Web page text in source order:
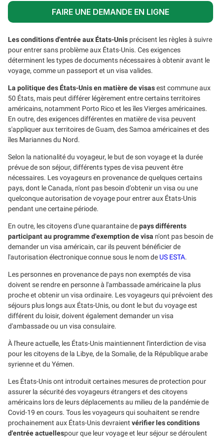
FAIRE UNE DEMANDE EN LIGNE
Les conditions d'entrée aux États-Unis précisent les règles à suivre
pour entrer sans problème aux États-Unis. Ces exigences
déterminent les types de documents nécessaires à obtenir avant le
voyage, comme un passeport et un visa valides.
La politique des États-Unis en matière de visasest commune aux
50 États, mais peut différer légèrement entre certains territoires
américains, notamment Porto Rico et les îles Vierges américaines.
En outre, des exigences différentes en matière de visa peuvent
s'appliquer aux territoires de Guam, des Samoa américaines et des
îles Mariannes du Nord.
Selon la nationalité du voyageur, le but de son voyage et la durée
prévue de son séjour, différents types de visa peuvent être
nécessaires. Les voyageurs en provenance de quelques certains
pays, dont le Canada, n'ont pas besoin d'obtenir un visa ou une
quelconque autorisation de voyage pour entrer aux États-Unis
pendant une certaine période.
En outre, les citoyens d'une quarantaine depays différents
participant au programme d'exemption de visa n'ont pas besoin de
demander un visa américain, car ils peuvent bénéficier de
l'autorisation électronique connue sous le nom de US ESTA.
Les personnes en provenance de pays non exemptés de visa
doivent se rendre en personne à l'ambassade américaine la plus
proche et obtenir un visa ordinaire. Les voyageurs qui prévoient des
séjours plus longs aux États-Unis, ou dont le but du voyage est
différent du loisir, doivent également demander un visa
d'ambassade ou un visa consulaire.
À l'heure actuelle, les États-Unis maintiennent l'interdiction de visa
pour les citoyens de la Libye, de la Somalie, de la République arabe
syrienne et du Yémen.
Les États-Unis ont introduit certaines mesures de protection pour
assurer la sécurité des voyageurs étrangers et des citoyens
américains lors de leurs déplacements au milieu de la pandémie de
Covid-19 en cours. Tous les voyageurs qui souhaitent se rendre
prochainement aux États-Unis devraient vérifier les conditions
d'entrée actuellespour que leur voyage et leur séjour se déroulent